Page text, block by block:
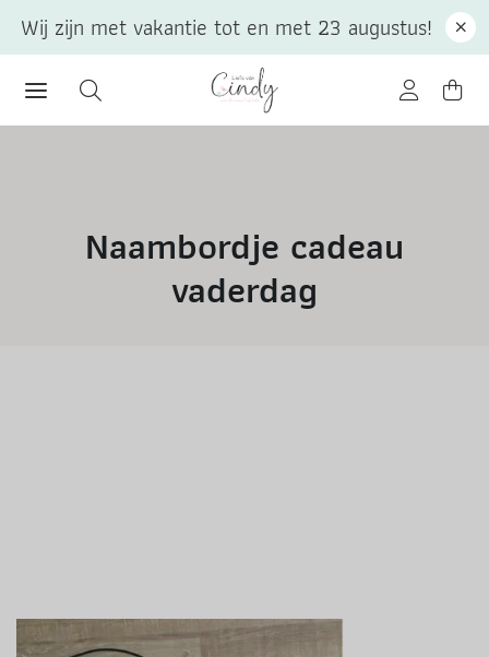
Naambordje cadeau
vaderdag
Wij zijn met vakantie tot en met 23 augustus!